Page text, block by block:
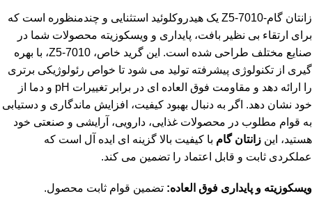
زانتان گام-Z5-7010 یک هیدروکلوئید استثنایی و چندمنظوره است که
برای ارتقاء بی نظیر بافت، پایداری و ویسکوزیته محصولات شما در
صنایع مختلف طراحی شده است. این گرید خاص، Z5-7010، با بهره
گیری از تکنولوژی پیشرفته تولید می شود تا خواص رئولوژیکی برتری
را ارائه دهد و مقاومت فوق العاده ای در برابر تغییرات pH و دما از
خود نشان دهد. اگر به دنبال بهبود کیفیت، افزایش ماندگاری و دستیابی
به قوام مطلوب در محصولات غذایی، دارویی، آرایشی و صنعتی خود
هستید، این زانتان گام با کیفیت بالا گزینه ای ایده آل است که
عملکردی ثابت و قابل اعتماد را تضمین می کند.
ویسکوزیته و پایداری فوق العاده: تضمین قوام ثابت محصول.